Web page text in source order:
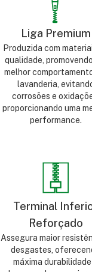
Liga Premium
Produzida com
qualidade,
melhor
lavanderia,
corrosões e
proporcionando uma
performance.
Terminal
Reforçado
Assegura maior
desgastes,
máxima